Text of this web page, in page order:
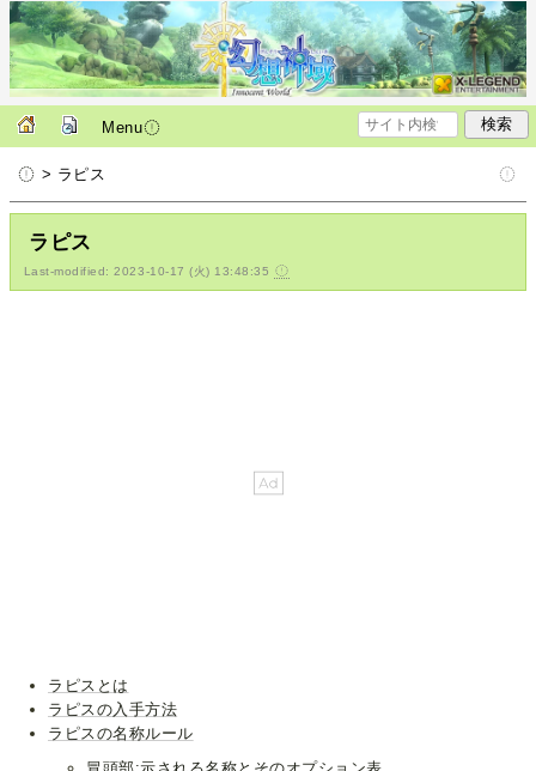
Menu
> ラピス
ラピス
Last-modified: 2023-10-17 (火) 13:48:35
ラピスとは
ラピスの入手方法
ラピスの名称ルール